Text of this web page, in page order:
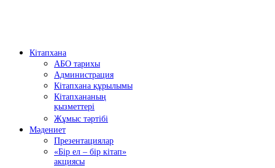
Кітапхана
АБО тарихы
Администрация
Кітапхана құрылымы
Кітапхананың
қызметтері
Жұмыс тәртібі
Мәдениет
Презентациялар
«Бір ел – бір кітап»
акциясы